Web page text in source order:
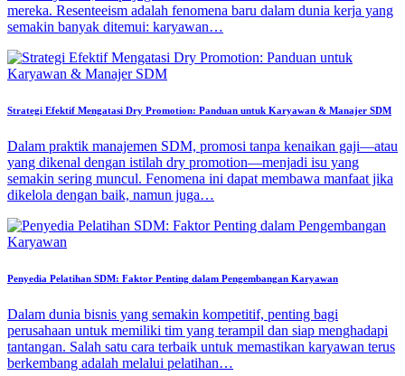
mereka. Resenteeism adalah fenomena baru dalam dunia kerja yang
semakin banyak ditemui: karyawan…
Strategi Efektif Mengatasi Dry Promotion: Panduan untuk Karyawan & Manajer SDM
Dalam praktik manajemen SDM, promosi tanpa kenaikan gaji—atau
yang dikenal dengan istilah dry promotion—menjadi isu yang
semakin sering muncul. Fenomena ini dapat membawa manfaat jika
dikelola dengan baik, namun juga…
Penyedia Pelatihan SDM: Faktor Penting dalam Pengembangan Karyawan
Dalam dunia bisnis yang semakin kompetitif, penting bagi
perusahaan untuk memiliki tim yang terampil dan siap menghadapi
tantangan. Salah satu cara terbaik untuk memastikan karyawan terus
berkembang adalah melalui pelatihan…